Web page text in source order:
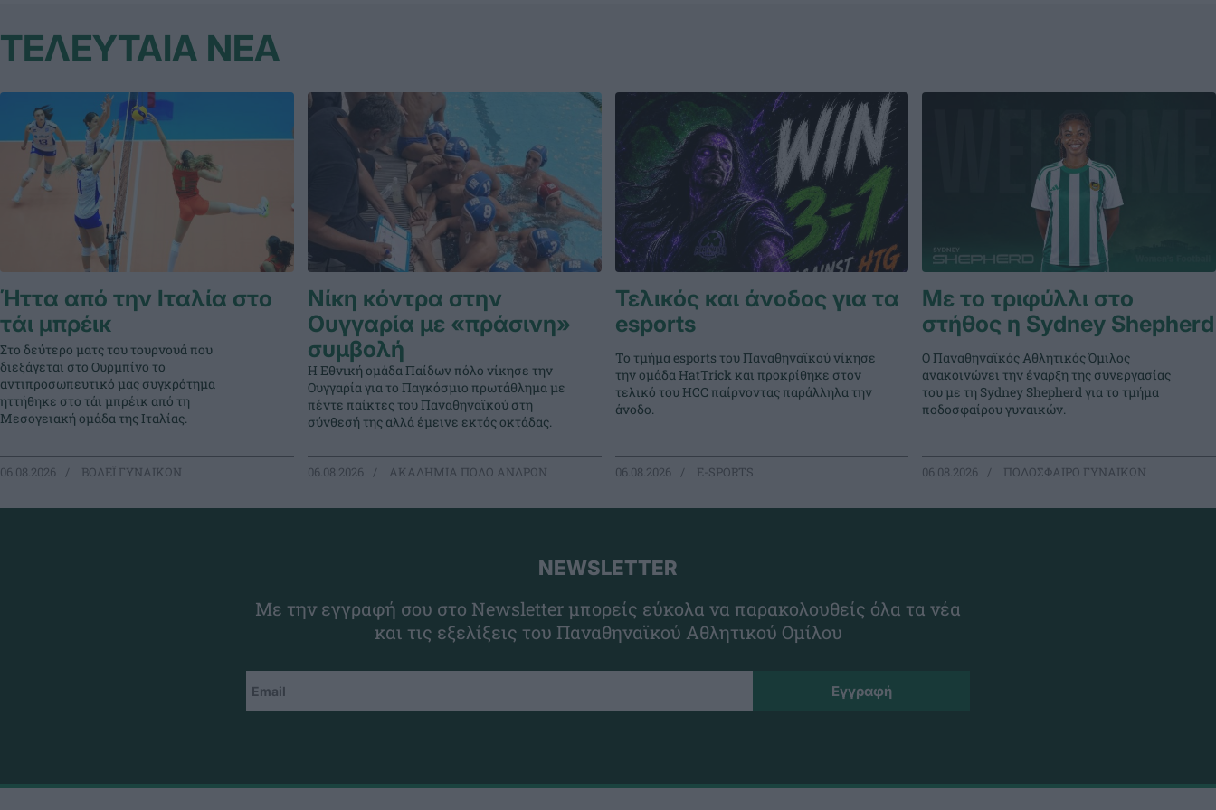
ΤΕΛΕΥΤΑΙΑ ΝΕΑ
Ήττα από την Ιταλία στο
τάι μπρέικ
Στο δεύτερο ματς του τουρνουά που
διεξάγεται στο Ουρμπίνο το
αντιπροσωπευτικό μας συγκρότημα
ηττήθηκε στο τάι μπρέικ από τη
Μεσογειακή ομάδα της Ιταλίας.
06.08.2026 ΒΟΛΕΪ ΓΥΝΑΙΚΩΝ
Νίκη κόντρα στην
Ουγγαρία με «πράσινη»
συμβολή
Η Εθνική ομάδα Παίδων πόλο νίκησε την
Ουγγαρία για το Παγκόσμιο πρωτάθλημα με
πέντε παίκτες του Παναθηναϊκού στη
σύνθεσή της αλλά έμεινε εκτός οκτάδας.
06.08.2026 ΑΚΑΔΗΜΙΑ ΠΟΛΟ ΑΝΔΡΩΝ
Τελικός και άνοδος για τα
esports
Το τμήμα esports του Παναθηναϊκού νίκησε
την ομάδα HatTrick και προκρίθηκε στον
τελικό του HCC παίρνοντας παράλληλα την
άνοδο.
06.08.2026 E-SPORTS
Με το τριφύλλι στο
στήθος η Sydney Shepherd
Ο Παναθηναϊκός Αθλητικός Όμιλος
ανακοινώνει την έναρξη της συνεργασίας
του με τη Sydney Shepherd για το τμήμα
ποδοσφαίρου γυναικών.
06.08.2026 ΠΟΔΟΣΦΑΙΡΟ ΓΥΝΑΙΚΩΝ
NEWSLETTER
Με την εγγραφή σου στο Newsletter μπορείς εύκολα να παρακολουθείς όλα τα νέα
και τις εξελίξεις του Παναθηναϊκού Αθλητικού Ομίλου